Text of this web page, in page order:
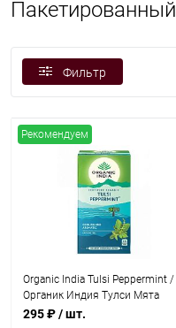
Пакетированный
Фильтр
Рекомендуем
Organic India Tulsi Peppermint /
Органик Индия Тулси Мята
перечная Тулси 25 Чайные
295 ₽/ шт.